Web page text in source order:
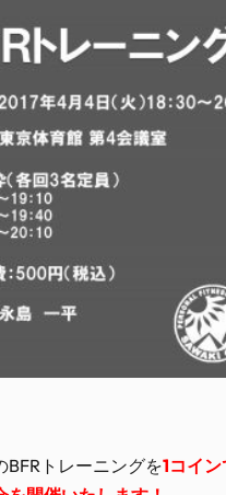
BFRトレーニングを1コイ